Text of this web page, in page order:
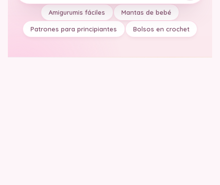
Amigurumis fáciles Mantas de bebé
Patrones para principiantes Bolsos en crochet